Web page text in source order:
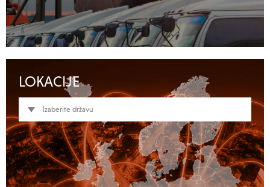
LOKACIJE
Izaberite državu